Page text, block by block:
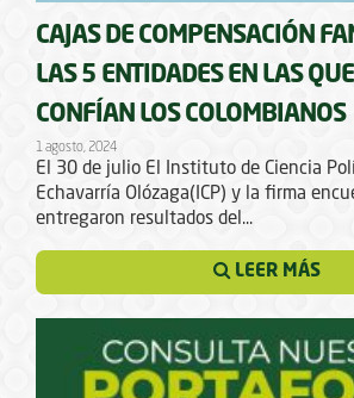
CAJAS DE COMPENSACIÓN
LAS 5 ENTIDADES EN LAS
CONFÍAN LOS COLOMBIANOS
1 agosto, 2024
El 30 de julio El Instituto de Ciencia
Echavarría Olózaga(ICP) y la firma
entregaron resultados del...
LEER MÁS